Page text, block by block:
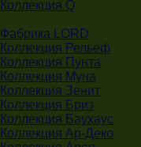
Коллекция Q
Фабрика LORD
Коллекция Рельеф
Коллекция Пунта
Коллекция Муна
Коллекция Зенит
Коллекция Бриз
Коллекция Баухаус
Коллекция Ар-Деко